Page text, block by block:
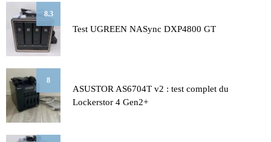
8.3
Test UGREEN NASync DXP4800 GT
8
ASUSTOR AS6704T v2 : test complet du
Lockerstor 4 Gen2+